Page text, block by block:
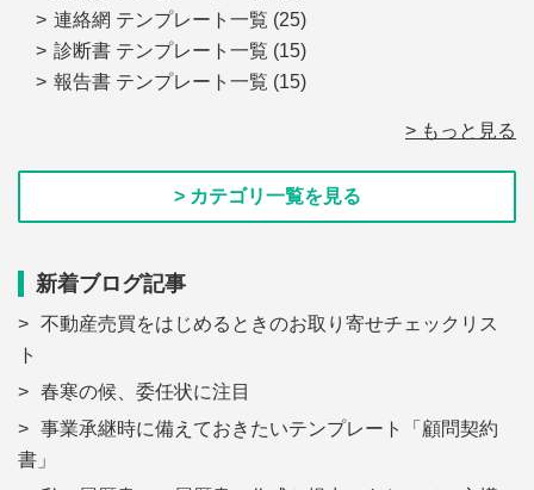
連絡網 テンプレート一覧 (25)
診断書 テンプレート一覧 (15)
報告書 テンプレート一覧 (15)
> もっと見る
> カテゴリ一覧を見る
新着ブログ記事
不動産売買をはじめるときのお取り寄せチェックリス
ト
春寒の候、委任状に注目
事業承継時に備えておきたいテンプレート「顧問契約
書」